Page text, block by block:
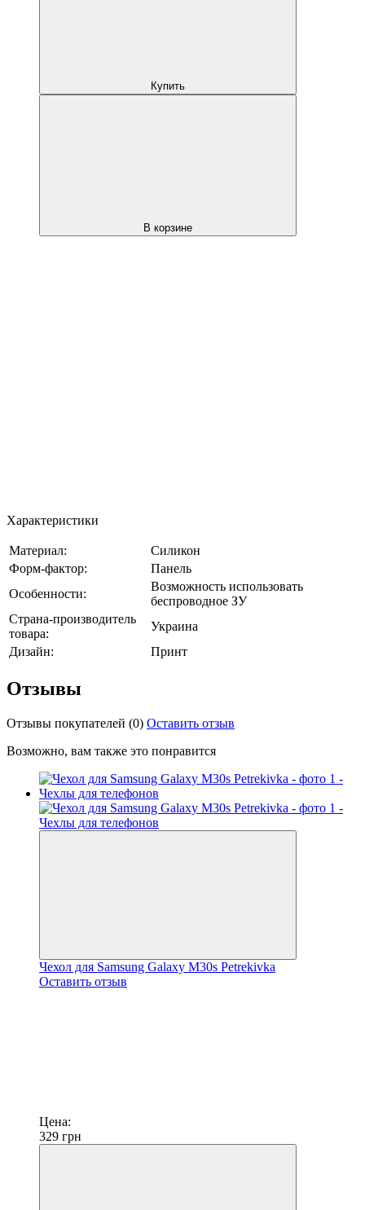
Купить
В корзине
Характеристики
Материал:
Силикон
Форм-фактор:
Панель
Особенности:
Возможность использовать
беспроводное ЗУ
Страна-производитель
товара:
Украина
Дизайн:
Принт
Отзывы
Отзывы покупателей (0) Оставить отзыв
Возможно, вам также это понравится
Чехол для Samsung Galaxy M30s Petrekivka
Оставить отзыв
Цена:
329 грн